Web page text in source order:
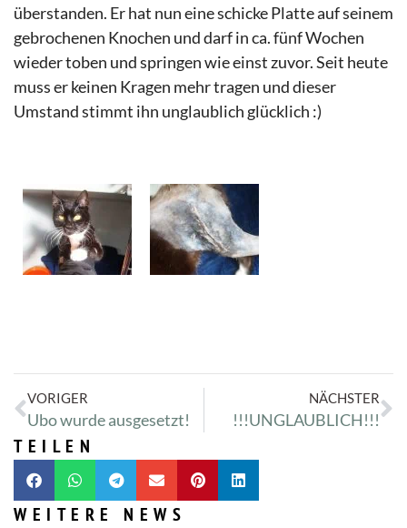
überstanden. Er hat nun eine schicke Platte auf seinem
gebrochenen Knochen und darf in ca. fünf Wochen
wieder toben und springen wie einst zuvor. Seit heute
muss er keinen Kragen mehr tragen und dieser
Umstand stimmt ihn unglaublich glücklich :)
VORIGER
Ubo wurde ausgesetzt!
NÄCHSTER
!!!UNGLAUBLICH!!!
TEILEN
WEITERE NEWS